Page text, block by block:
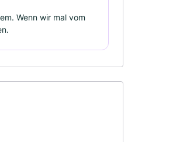
Wenn wir mal vom